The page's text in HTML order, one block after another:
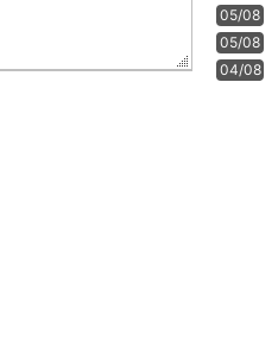
05/08
05/08
04/08